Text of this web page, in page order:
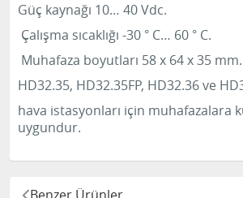
Güç kaynağı 10… 40 Vdc.
Çalışma sıcaklığı -30 ° C… 60 ° C.
Muhafaza boyutları 58 x 64 x 35 mm.
HD32.35, HD32.35FP, HD32.36 ve
hava istasyonları için muhafazalara
uygundur.